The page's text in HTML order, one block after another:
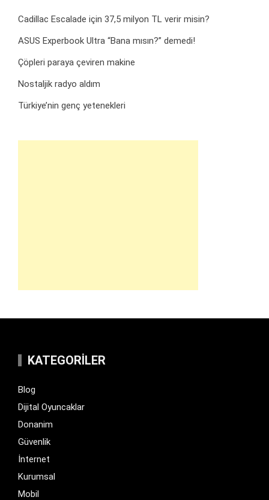
Cadillac Escalade için 37,5 milyon TL verir misin?
ASUS Experbook Ultra “Bana mısın?” demedi!
Çöpleri paraya çeviren makine
Nostaljik radyo aldım
Türkiye’nin genç yetenekleri
KATEGORILER
Blog
Dijital Oyuncaklar
Donanim
Güvenlik
İnternet
Kurumsal
Mobil